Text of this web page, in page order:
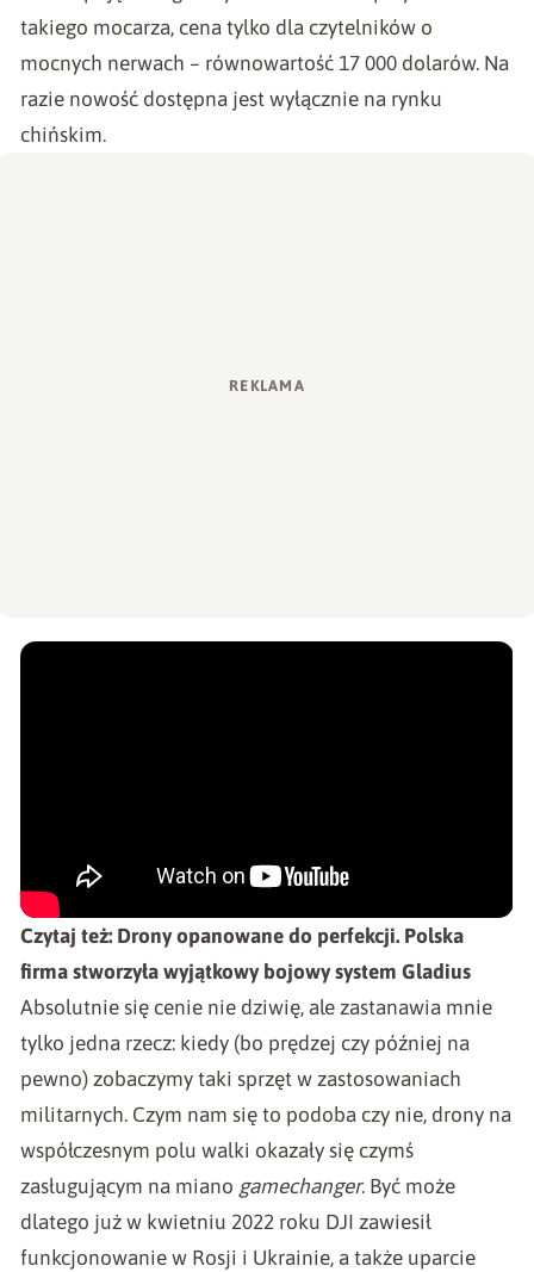
takiego mocarza, cena tylko dla czytelników o
mocnych nerwach – równowartość 17 000 dolarów. Na
razie nowość dostępna jest wyłącznie na rynku
chińskim.
Czytaj też: Drony opanowane do perfekcji. Polska
firma stworzyła wyjątkowy bojowy system Gladius
Absolutnie się cenie nie dziwię, ale zastanawia mnie
tylko jedna rzecz: kiedy (bo prędzej czy później na
pewno) zobaczymy taki sprzęt w zastosowaniach
militarnych. Czym nam się to podoba czy nie, drony na
współczesnym polu walki okazały się czymś
zasługującym na miano gamechanger. Być może
dlatego już w kwietniu 2022 roku DJI zawiesił
funkcjonowanie w Rosji i Ukrainie, a także uparcie